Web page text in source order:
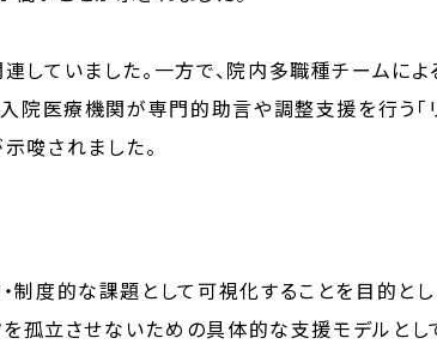
ていました。一方で、院内多職種チームによ
院医療機関が専門的助言や調整支援を行う「
唆されました。
度的な課題として可視化することを目的とし
を孤立させないための具体的な支援モデルとし